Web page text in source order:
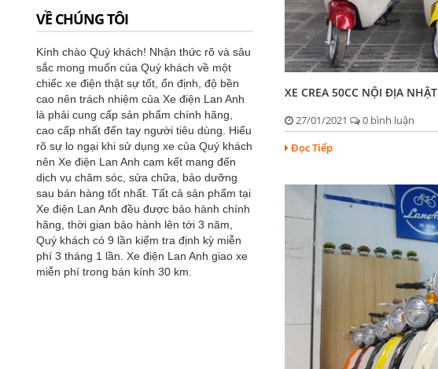
VỀ CHÚNG TÔI
Kính chào Quý khách! Nhận thức rõ và sâu
sắc mong muốn của Quý khách về một
chiếc xe điện thật sự tốt, ổn định, độ bền
cao nên trách nhiệm của Xe điện Lan Anh
là phải cung cấp sản phẩm chính hãng,
cao cấp nhất đến tay người tiêu dùng. Hiểu
rõ sự lo ngại khi sử dụng xe của Quý khách
nên Xe điện Lan Anh cam kết mang đến
dịch vụ chăm sóc, sửa chữa, bảo dưỡng
sau bán hàng tốt nhất. Tất cả sản phẩm tại
Xe điện Lan Anh đều được bảo hành chính
hãng, thời gian bảo hành lên tới 3 năm,
Quý khách có 9 lần kiểm tra định kỳ miễn
phí 3 tháng 1 lần. Xe điện Lan Anh giao xe
miễn phí trong bán kính 30 km.
XE CREA 50CC NỘI ĐỊA NHẬT
27/01/2021
0 bình luận
Đọc Tiếp